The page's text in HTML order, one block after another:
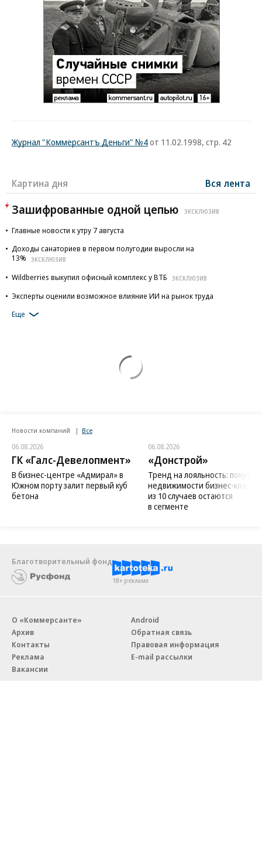
Журнал "Коммерсантъ Деньги" №4от 11.02.1998, стр. 42
Картина дня Вся лента
Зашифрованные одной цепью ЭКСКЛЮЗИВ
Главные новости к утру 7 августа
Доходы санаториев в первом полугодии выросли на
13%
ЭКСКЛЮЗИВ
Wildberries выкупил офисный комплекс у ВТБ ЭКСКЛЮЗИВ
Эксперты оценили возможное влияние ИИ на рынок труда
Еще
Новости компаний Все
06.08.2026
ГК «Галс-Девелопмент»
В бизнес-центре «Адмирал» в
Южном порту залит первый куб
бетона
06.08.2026
«Донстрой»
Тренд на лояльность:
недвижимости бизнес-класса
из 10 случаев остаются
в сегменте
Благотворительный фонд
18+ реклама
О «Коммерсанте»
Архив
Контакты
Реклама
Вакансии
Android
Обратная связь
Правовая информация
E-mail рассылки